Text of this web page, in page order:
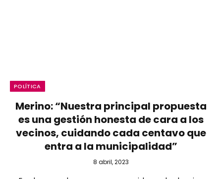
POLÍTICA
Merino: “Nuestra principal propuesta
es una gestión honesta de cara a los
vecinos, cuidando cada centavo que
entra a la municipalidad”
8 abril, 2023